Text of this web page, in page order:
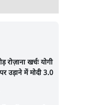
खर्चः योगी
उड़ाने में मोदी 3.0